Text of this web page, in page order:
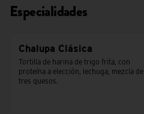
Especialidades
Chalupa Clásica
Tortilla de harina de trigo frita, con
proteína a elección, lechuga, mezcla de
tres quesos.